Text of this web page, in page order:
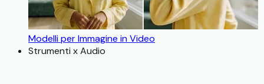
Modelli per Immagine in Video
Strumenti x Audio